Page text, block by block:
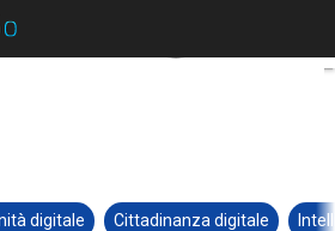
digitale Cittadinanza digitale